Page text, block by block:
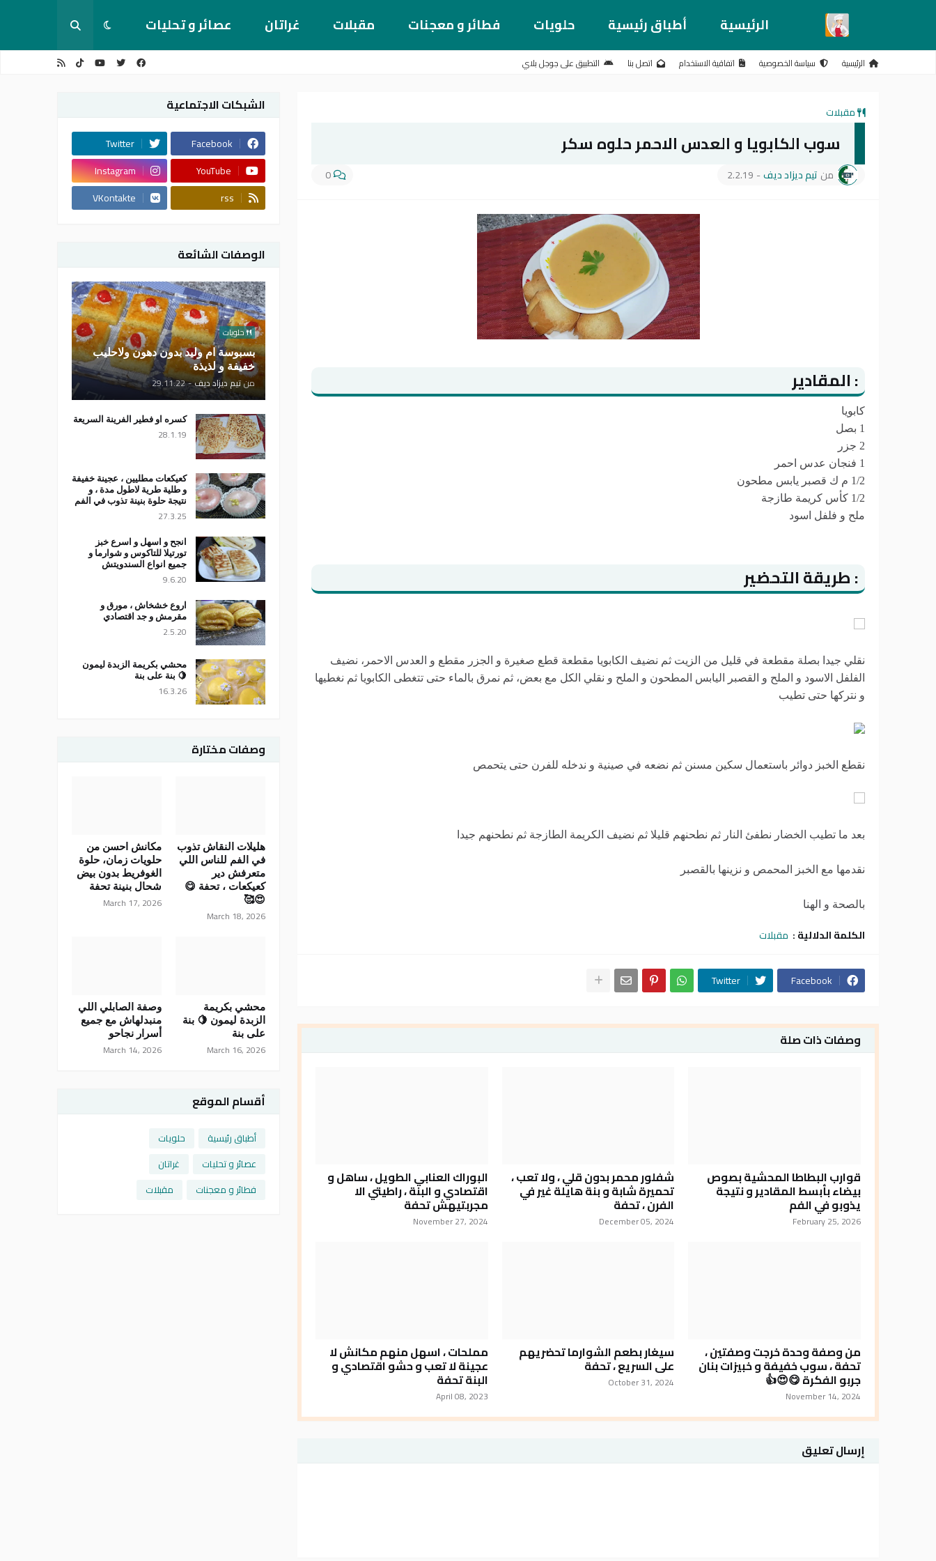
الرئيسية أطباق رئيسية حلويات فطائر و معجنات مقبلات غراتان عصائر و تحليات
الرئيسية سياسة الخصوصية اتفاقية الاستخدام اتصل بنا التطبيق على جوجل بلاي
مقبلات
سوب الكابويا و العدس الاحمر حلوه سكر
من تيم ديزاد ديف-
2.2.19
0
: المقادير
كابويا
1 بصل
2 جزر
1 فنجان عدس احمر
1/2 م ك قصبر يابس مطحون
1/2 كأس كريمة طازجة
ملح و فلفل اسود
: طريقة التحضير
نقلي جيدا بصلة مقطعة في قليل من الزيت ثم نضيف الكابويا مقطعة قطع صغيرة و الجزر مقطع و العدس الاحمر، نضيف
الفلفل الاسود و الملح و القصبر اليابس المطحون و الملح و نقلي الكل مع بعض، ثم نمرق بالماء حتى تتغطى الكابويا ثم نغطيها
و نتركها حتى تطيب
نقطع الخبز دوائر باستعمال سكين مسنن ثم نضعه في صينية و ندخله للفرن حتى يتحمص
بعد ما تطيب الخضار نطفئ النار ثم نطحنهم قليلا ثم نضيف الكريمة الطازجة ثم نطحنهم جيدا
نقدمها مع الخبز المحمص و نزينها بالقصبر
بالصحة و الهنا
الكلمة الدلالية : مقبلات
Facebook
Twitter
وصفات ذات صلة
قوارب البطاطا المحشية بصوص
بيضاء بأبسط المقادير و نتيجة
يذوبو في الفم
February 25, 2026
شفلور محمر بدون قلي ، ولا تعب ،
تحميرة شابة و بنة هايلة غير في
الفرن ، تحفة
December 05, 2024
البوراك العنابي الطويل ، ساهل و
اقتصادي و البنة ، راطيتي الا
مجربتيهش تحفة
November 27, 2024
من وصفة وحدة خرجت وصفتين ،
تحفة ، سوب خفيفة و خبيزات بنان
جربو الفكرة 😋😍👍
November 14, 2024
سيغار بطعم الشوارما تحضريهم
على السريع ، تحفة
October 31, 2024
مملحات ، اسهل منهم مكانش لا
عجينة لا تعب و حشو اقتصادي و
البنة تحفة
April 08, 2023
إرسال تعليق
الشبكات الاجتماعية
Facebook
Twitter
YouTube
Instagram
rss
VKontakte
الوصفات الشائعة
حلويات
بسبوسة ام وليد بدون دهون ولاحليب
خفيفة و لذيذة
منتيم ديزاد ديف-
29.11.22
كسره او فطير الفرينة السريعة
28.1.19
كعيكعات مطليين ، عجينة خفيفة
و طلية طرية لاطول مدة ، و
نتيجة حلوة بنينة تذوب في الفم
27.3.25
انجح و اسهل و اسرع خبز
تورتيلا للتاكوس و شوارما و
جميع انواع السندويتش
9.6.20
اروع خشخاش ، مورق و
مقرمش و جد اقتصادي
2.5.20
محشي بكريمة الزبدة ليمون
🍋 بنة على بنة
16.3.26
وصفات مختارة
هليلات النقاش تذوب
في الفم للناس اللي
متعرفش دير
كعيكعات ، تحفة 😋
😍🥰
March 18, 2026
مكانش احسن من
حلويات زمان، حلوة
الغوفريط بدون بيض
شحال بنينة تحفة
March 17, 2026
محشي بكريمة
الزبدة ليمون 🍋 بنة
على بنة
March 16, 2026
وصفة الصابلي اللي
منبدلهاش مع جميع
أسرار نجاحو
March 14, 2026
أقسام الموقع
أطباق رئيسية
حلويات
عصائر و تحليات
غراتان
فطائر و معجنات
مقبلات